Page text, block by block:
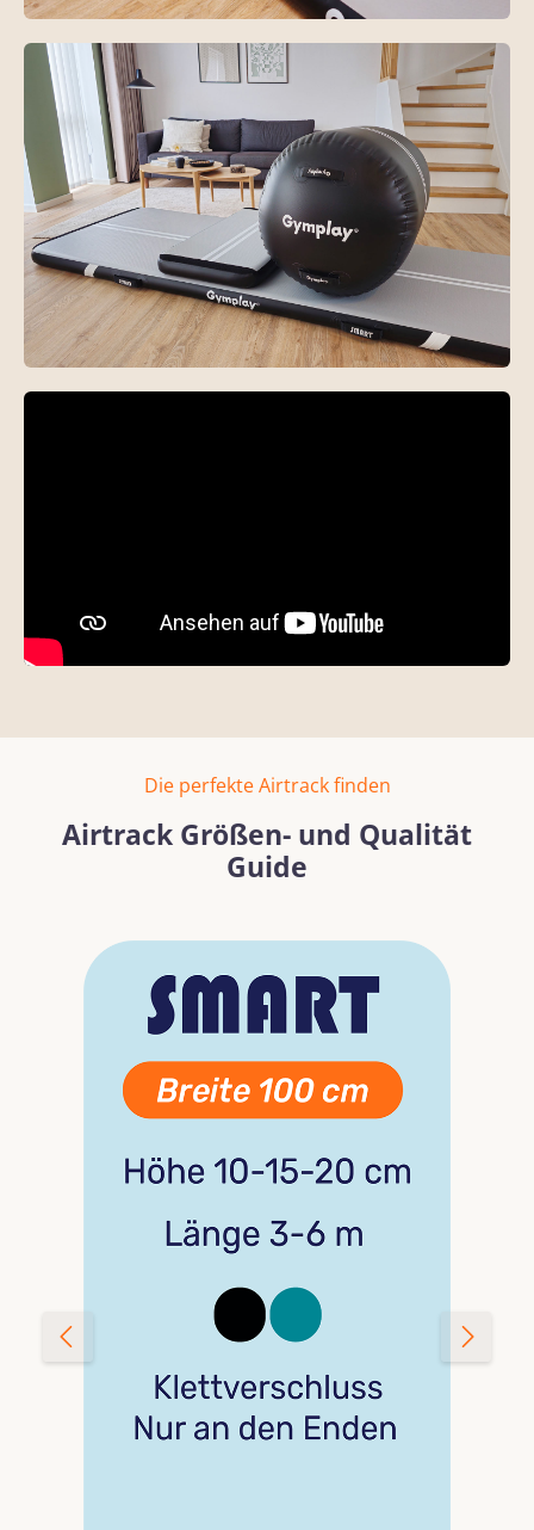
Die perfekte Airtrack finden
Airtrack Größen- und Qualität
Guide
Bildergalerie überspringen
Mehr erfahren